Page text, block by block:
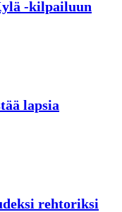
-kilpailuun
lapsia
rehtoriksi